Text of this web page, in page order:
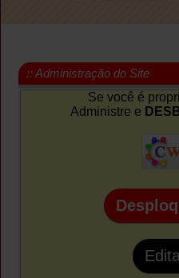
:: Administração do Site
Se você é
Administre e